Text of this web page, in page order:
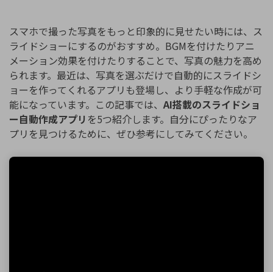
スマホで撮った写真をもっと印象的に見せたい時には、ス
ライドショーにするのがおすすめ。BGMを付けたりアニ
メーション効果を付けたりすることで、写真の魅力を高め
られます。最近は、写真を選ぶだけで自動的にスライドシ
ョーを作ってくれるアプリも登場し、より手軽な作成が可
能になっています。この記事では、AI搭載のスライドショ
ー自動作成アプリ を5つ紹介します。自分にぴったりなア
プリを見つけるために、ぜひ参考にしてみてください。